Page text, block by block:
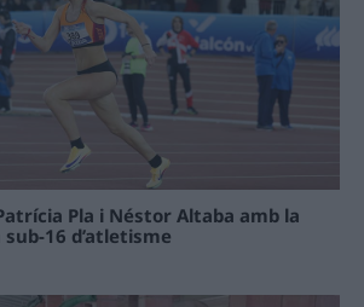
Pla i Néstor Altaba amb la
16 d’atletisme